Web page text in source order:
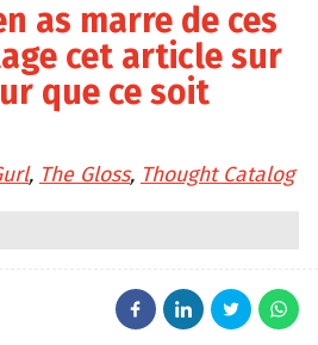
as marre de ces
cet article sur
que ce soit
, The Gloss, Thought Catalog